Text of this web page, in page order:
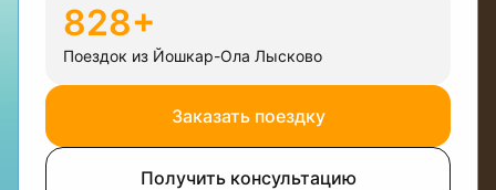
828+
Поездок из Йошкар-Ола Лысково
Заказать поездку
Получить консультацию